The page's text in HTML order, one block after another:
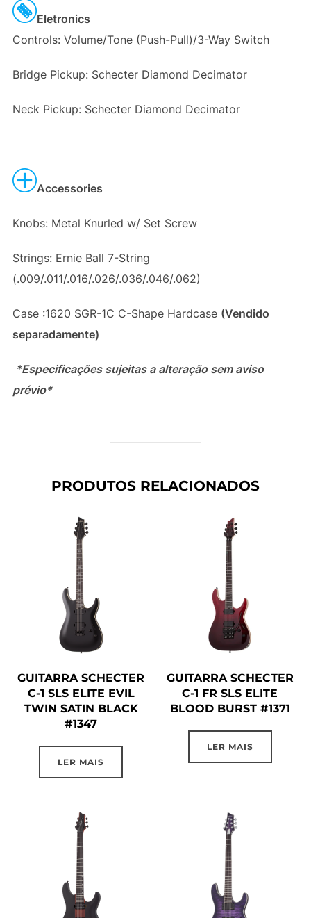
Eletronics
Controls: Volume/Tone (Push-Pull)/3-Way Switch
Bridge Pickup: Schecter Diamond Decimator
Neck Pickup: Schecter Diamond Decimator
Accessories
Knobs: Metal Knurled w/ Set Screw
Strings: Ernie Ball 7-String
(.009/.011/.016/.026/.036/.046/.062)
Case :1620 SGR-1C C-Shape Hardcase (Vendido
separadamente)
*Especificações sujeitas a alteração sem aviso
prévio*
PRODUTOS RELACIONADOS
GUITARRA SCHECTER
C-1 SLS ELITE EVIL
TWIN SATIN BLACK
#1347
LER MAIS
GUITARRA SCHECTER
C-1 FR SLS ELITE
BLOOD BURST #1371
LER MAIS